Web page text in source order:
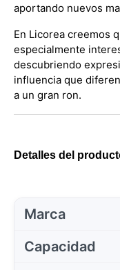
aportando nuevos
En Licorea creemos
especialmente
descubriendo
influencia que
a un gran ron.
Detalles del
Marca
Capacidad